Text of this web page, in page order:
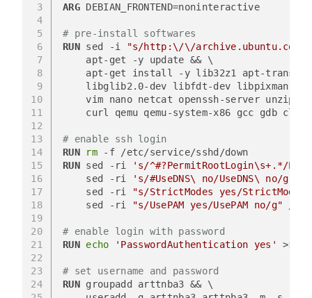
3
4
5
6
7
8
9
10
11
12
13
14
15
16
17
18
19
20
21
22
23
24
ARG DEBIAN_FRONTEND=noninteractive
# pre-install softwares
RUN sed -i
"s/http:\/\/
    apt-get -y update && \
apt-get install -y lib32z1 apt-
libglib2.0-dev libfdt-dev libpixman-1-
vim nano netcat openssh-server unzip
curl qemu qemu-system-x86 gcc gdb
# enable ssh login
RUN
rm -f /etc/service/sshd/down
RUN sed -ri
's/^#?PermitRootLogin\s+.*/
    sed -ri
's/#UseDNS\ no/UseDNS\ no/g'
    sed -ri
"s/StrictModes yes/StrictModes
    sed -ri
"s/UsePAM yes/UsePAM no/g"
# enable login with password
RUN echo 'PasswordAuthentication yes' >> /
# set username and password
RUN groupadd arttnba3 && \